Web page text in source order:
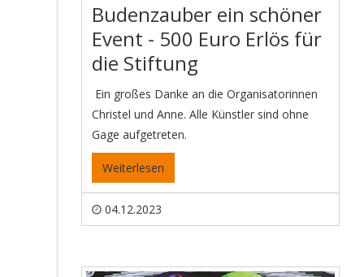
Budenzauber ein schöner
Event - 500 Euro Erlös für
die Stiftung
Ein großes Danke an die Organisatorinnen
Christel und Anne. Alle Künstler sind ohne
Gage aufgetreten.
Weiterlesen
04.12.2023